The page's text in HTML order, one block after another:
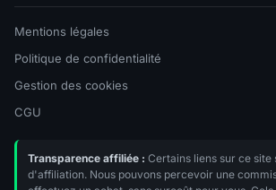
Mentions légales
Politique de confidentialité
Gestion des cookies
CGU
Transparence affiliée : Certains liens sur ce site
d'affiliation. Nous pouvons percevoir une